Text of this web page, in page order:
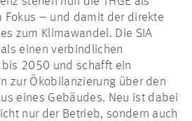
Fokus – und damit der direkte
zum Klimawandel. Die SIA
einen verbindlichen
bis 2050 und schafft ein
zur Ökobilanzierung über den
eines Gebäudes. Neu ist dabei
nur der Betrieb, sondern auch